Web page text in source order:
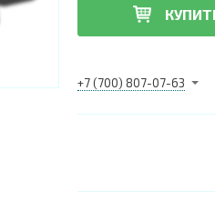
+7 (700) 807-07-63